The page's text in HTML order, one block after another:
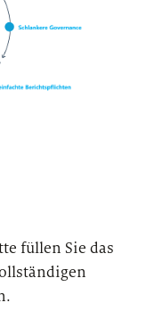
füllen Sie das